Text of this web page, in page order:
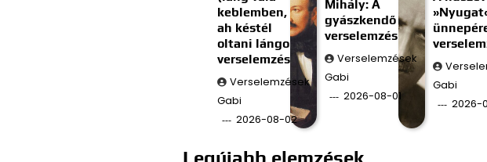
keblemben, s
ah késtél
oltani lángom;)
verselemzés
Verselemzések
Gabi
2026-08-02
Mihály: A
gyászkendő
verselemzés
Verselemzések
Gabi
2026-08-01
Gabi
2026-
Legújabb elemzések